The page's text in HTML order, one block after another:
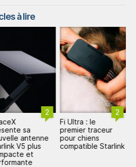
à lire
2
sa
antenne
V5 plus
et
2
Fi Ultra : le
premier traceur
pour chiens
compatible Starlink